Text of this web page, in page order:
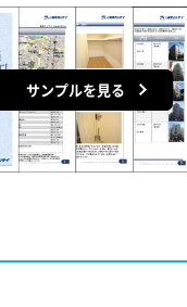
サンプルを見る